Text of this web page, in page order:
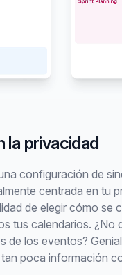
la privacidad
configuración de
centrada en tu
de elegir cómo se
tus calendarios. ¿No
de los eventos?
poca información